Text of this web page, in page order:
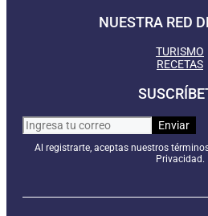
NUESTRA RED
TURISMO
RECETAS
Al registrarte, aceptas nuestros
Privacidad.